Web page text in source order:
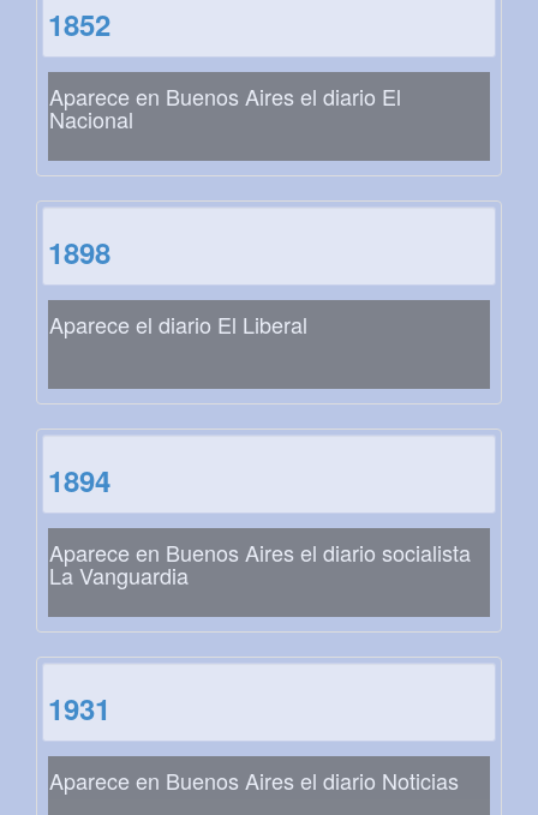
1852
Aparece en Buenos Aires el diario El
Nacional
1898
Aparece el diario El Liberal
1894
Aparece en Buenos Aires el diario socialista
La Vanguardia
1931
Aparece en Buenos Aires el diario Noticias